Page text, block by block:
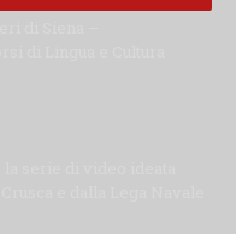
di Siena –